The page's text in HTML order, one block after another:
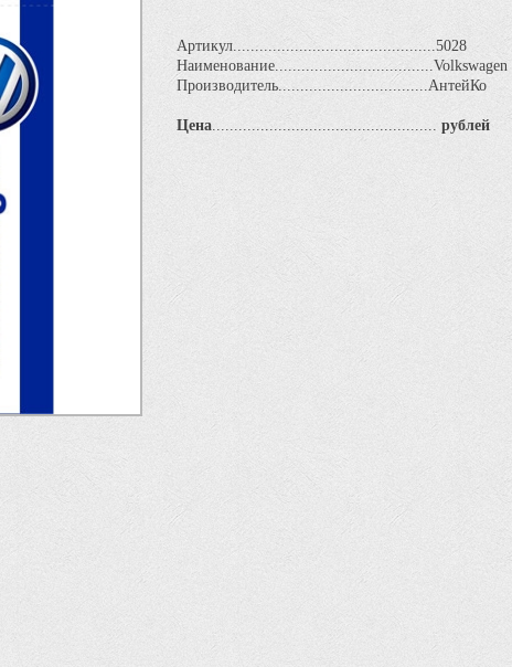
Артикул..............................................5028
Наименование....................................Volkswagen
Производитель..................................АнтейКо
Цена................................................... рублей